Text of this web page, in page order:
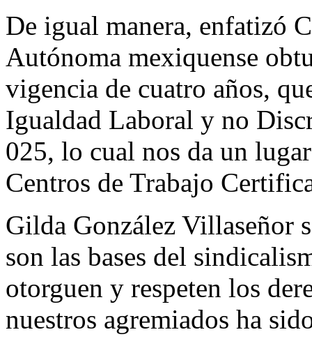
De igual manera, enfatizó
Autónoma mexiquense
vigencia de cuatro años,
Igualdad Laboral y no
025, lo cual nos da un
Centros de Trabajo
Gilda González Villaseñor
son las bases del
otorguen y respeten los
nuestros agremiados ha